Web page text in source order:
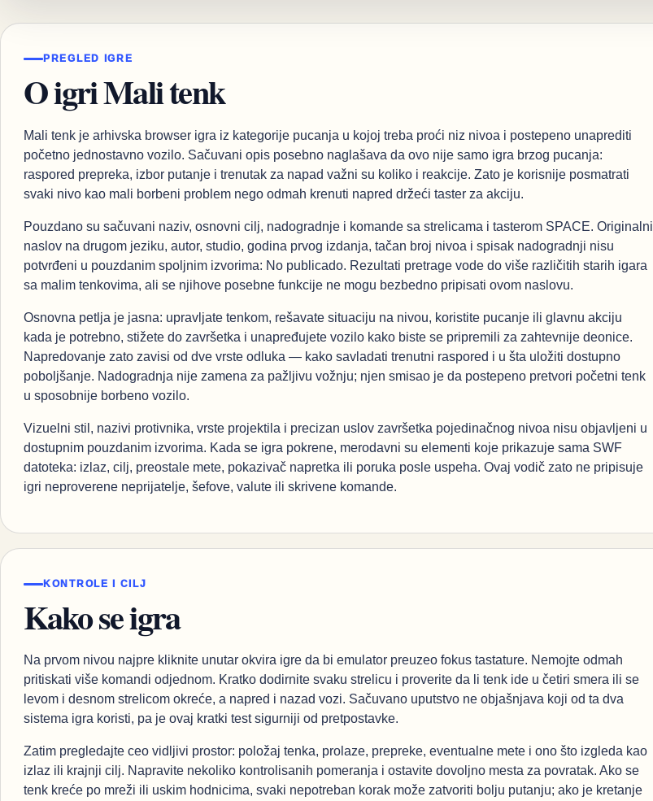
PREGLED IGRE
O igri Mali tenk
Mali tenk je arhivska browser igra iz kategorije pucanja u kojoj treba proći niz nivoa i postepeno unaprediti
početno jednostavno vozilo. Sačuvani opis posebno naglašava da ovo nije samo igra brzog pucanja:
raspored prepreka, izbor putanje i trenutak za napad važni su koliko i reakcije. Zato je korisnije posmatrati
svaki nivo kao mali borbeni problem nego odmah krenuti napred držeći taster za akciju.
Pouzdano su sačuvani naziv, osnovni cilj, nadogradnje i komande sa strelicama i tasterom SPACE. Originalni
naslov na drugom jeziku, autor, studio, godina prvog izdanja, tačan broj nivoa i spisak nadogradnji nisu
potvrđeni u pouzdanim spoljnim izvorima: No publicado. Rezultati pretrage vode do više različitih starih igara
sa malim tenkovima, ali se njihove posebne funkcije ne mogu bezbedno pripisati ovom naslovu.
Osnovna petlja je jasna: upravljate tenkom, rešavate situaciju na nivou, koristite pucanje ili glavnu akciju
kada je potrebno, stižete do završetka i unapređujete vozilo kako biste se pripremili za zahtevnije deonice.
Napredovanje zato zavisi od dve vrste odluka — kako savladati trenutni raspored i u šta uložiti dostupno
poboljšanje. Nadogradnja nije zamena za pažljivu vožnju; njen smisao je da postepeno pretvori početni tenk
u sposobnije borbeno vozilo.
Vizuelni stil, nazivi protivnika, vrste projektila i precizan uslov završetka pojedinačnog nivoa nisu objavljeni u
dostupnim pouzdanim izvorima. Kada se igra pokrene, merodavni su elementi koje prikazuje sama SWF
datoteka: izlaz, cilj, preostale mete, pokazivač napretka ili poruka posle uspeha. Ovaj vodič zato ne pripisuje
igri neproverene neprijatelje, šefove, valute ili skrivene komande.
KONTROLE I CILJ
Kako se igra
Na prvom nivou najpre kliknite unutar okvira igre da bi emulator preuzeo fokus tastature. Nemojte odmah
pritiskati više komandi odjednom. Kratko dodirnite svaku strelicu i proverite da li tenk ide u četiri smera ili se
levom i desnom strelicom okreće, a napred i nazad vozi. Sačuvano uputstvo ne objašnjava koji od ta dva
sistema igra koristi, pa je ovaj kratki test sigurniji od pretpostavke.
Zatim pregledajte ceo vidljivi prostor: položaj tenka, prolaze, prepreke, eventualne mete i ono što izgleda kao
izlaz ili krajnji cilj. Napravite nekoliko kontrolisanih pomeranja i ostavite dovoljno mesta za povratak. Ako se
tenk kreće po mreži ili uskim hodnicima, svaki nepotreban korak može zatvoriti bolju putanju; ako je kretanje